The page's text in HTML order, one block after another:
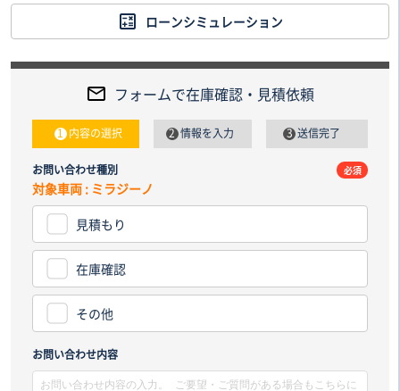
ローンシミュレーション
フォームで在庫確認・見積依頼
内容の選択 情報を入力 送信完了
お問い合わせ種別 必須
対象車両 : ミラジーノ
見積もり
在庫確認
その他
お問い合わせ内容